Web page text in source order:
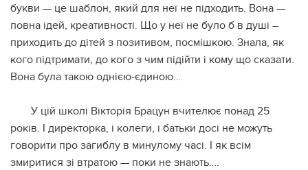
букви — це шаблон, який для неї не підходить. Вона —
повна ідей, креативності. Що у неї не було б в душі –
приходить до дітей з позитивом, посмішкою. Знала, як
кого підтримати, до кого з чим підійти і кому що сказати.
Вона була такою однією-єдиною…
У цій школі Вікторія Брацун вчителює понад 25
років. І директорка, і колеги, і батьки досі не можуть
говорити про загиблу в минулому часі. І як всім
змиритися зі втратою — поки не знають….